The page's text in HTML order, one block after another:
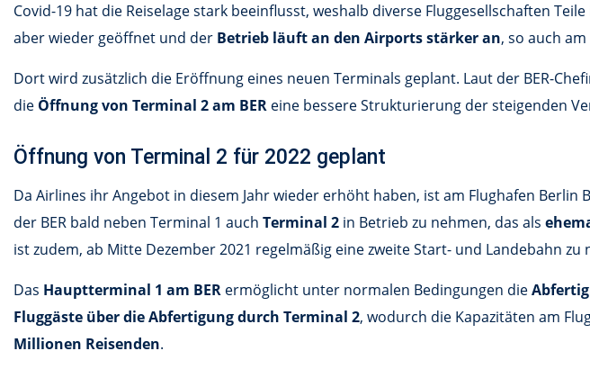
Covid-19 hat die Reiselage stark beeinflusst, weshalb diverse Fluggesellschaften
aber wieder geöffnet und der Betrieb läuft an den Airports stärker an, so auch am
Dort wird zusätzlich die Eröffnung eines neuen Terminals geplant. Laut der BER-
die Öffnung von Terminal 2 am BER eine bessere Strukturierung der steigenden
Öffnung von Terminal 2 für 2022 geplant
Da Airlines ihr Angebot in diesem Jahr wieder erhöht haben, ist am Flughafen
der BER bald neben Terminal 1 auch Terminal 2 in Betrieb zu nehmen, das als
ist zudem, ab Mitte Dezember 2021 regelmäßig eine zweite Start- und Landebahn
Das Hauptterminal 1 am BER ermöglicht unter normalen Bedingungen die
Fluggäste über die Abfertigung durch Terminal 2, wodurch die Kapazitäten am
Millionen Reisenden.